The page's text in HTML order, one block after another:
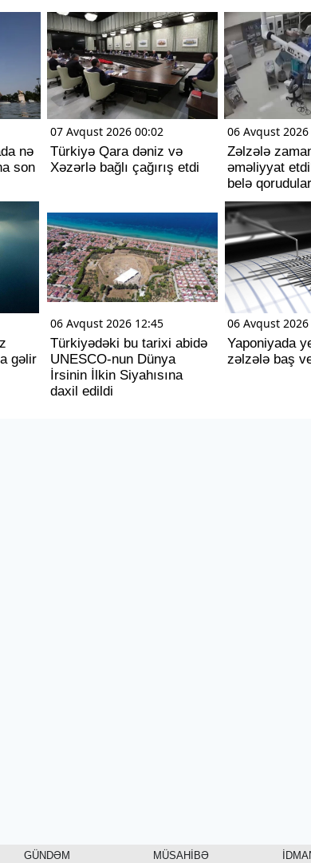
nə
son
07 Avqust 2026 00:02
Türkiyə Qara dəniz və
Xəzərlə bağlı çağırış etdi
06 Avqust 2026
Zəlzələ
əməliyyat
belə
gəlir
06 Avqust 2026 12:45
Türkiyədəki bu tarixi abidə
UNESCO-nun Dünya
İrsinin İlkin Siyahısına
daxil edildi
06 Avqust 2026
Yaponiyada
zəlzələ baş
GÜNDƏM MÜSAHİBƏ